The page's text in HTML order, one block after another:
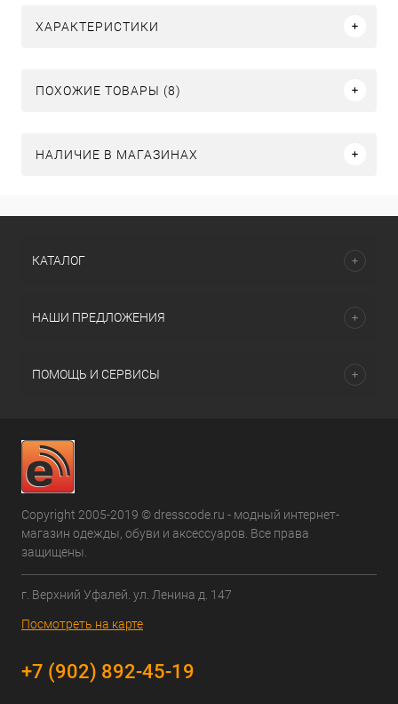
ХАРАКТЕРИСТИКИ
ПОХОЖИЕ ТОВАРЫ (8)
НАЛИЧИЕ В МАГАЗИНАХ
КАТАЛОГ
НАШИ ПРЕДЛОЖЕНИЯ
ПОМОЩЬ И СЕРВИСЫ
Copyright 2005-2019 © dresscode.ru - модный интернет-
магазин одежды, обуви и аксессуаров. Все права
защищены.
г. Верхний Уфалей. ул. Ленина д. 147
Посмотреть на карте
+7 (902) 892-45-19